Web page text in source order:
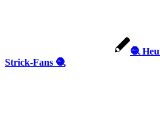
🧶
Strick-Fans 🧶